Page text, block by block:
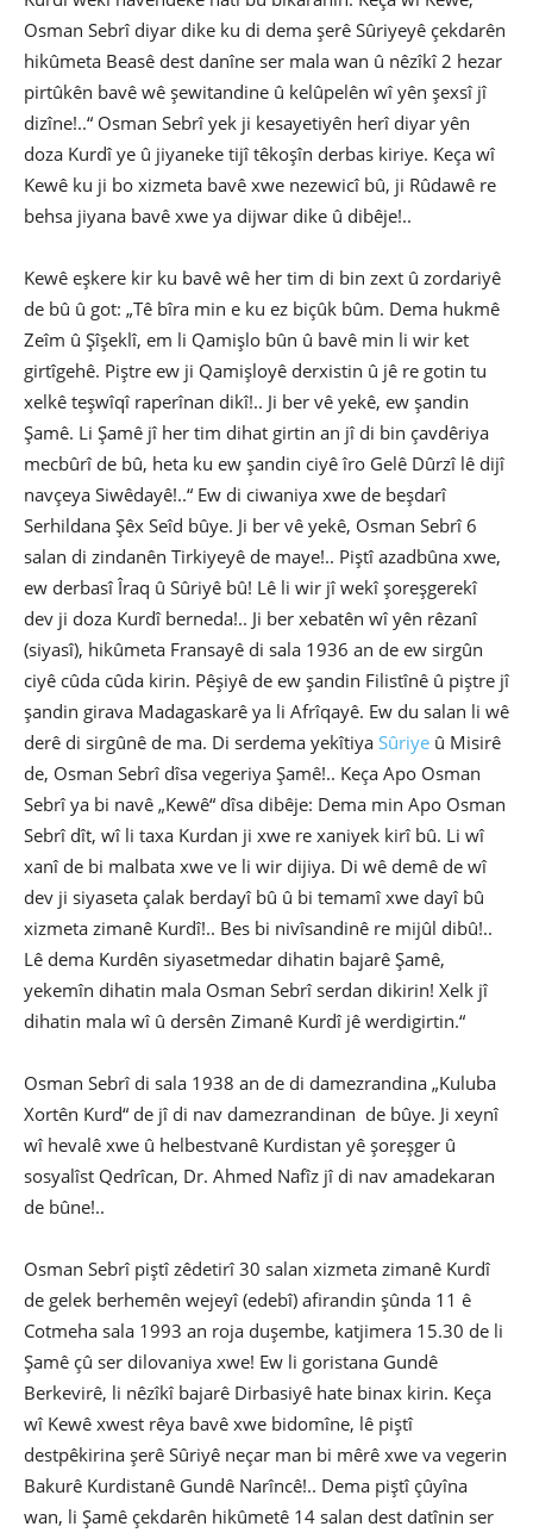
Osman Sebrî diyar dike ku di dema şerê Sûriyeyê çekdarên
hikûmeta Beasê dest danîne ser mala wan û nêzîkî 2 hezar
pirtûkên bavê wê şewitandine û kelûpelên wî yên şexsî jî
dizîne!..“ Osman Sebrî yek ji kesayetiyên herî diyar yên
doza Kurdî ye û jiyaneke tijî têkoşîn derbas kiriye. Keça wî
Kewê ku ji bo xizmeta bavê xwe nezewicî bû, ji Rûdawê re
behsa jiyana bavê xwe ya dijwar dike û dibêje!..
Kewê eşkere kir ku bavê wê her tim di bin zext û zordariyê
de bû û got: „Tê bîra min e ku ez biçûk bûm. Dema hukmê
Zeîm û Şîşeklî, em li Qamişlo bûn û bavê min li wir ket
girtîgehê. Piştre ew ji Qamişloyê derxistin û jê re gotin tu
xelkê teşwîqî raperînan dikî!.. Ji ber vê yekê, ew şandin
Şamê. Li Şamê jî her tim dihat girtin an jî di bin çavdêriya
mecbûrî de bû, heta ku ew şandin ciyê îro Gelê Dûrzî lê dijî
navçeya Siwêdayê!..“ Ew di ciwaniya xwe de beşdarî
Serhildana Şêx Seîd bûye. Ji ber vê yekê, Osman Sebrî 6
salan di zindanên Tirkiyeyê de maye!.. Piştî azadbûna xwe,
ew derbasî Îraq û Sûriyê bû! Lê li wir jî wekî şoreşgerekî
dev ji doza Kurdî berneda!.. Ji ber xebatên wî yên rêzanî
(siyasî), hikûmeta Fransayê di sala 1936 an de ew sirgûn
ciyê cûda cûda kirin. Pêşiyê de ew şandin Filistînê û piştre jî
şandin girava Madagaskarê ya li Afrîqayê. Ew du salan li wê
derê di sirgûnê de ma. Di serdema yekîtiya Sûriye û Misirê
de, Osman Sebrî dîsa vegeriya Şamê!.. Keça Apo Osman
Sebrî ya bi navê „Kewê“ dîsa dibêje: Dema min Apo Osman
Sebrî dît, wî li taxa Kurdan ji xwe re xaniyek kirî bû. Li wî
xanî de bi malbata xwe ve li wir dijiya. Di wê demê de wî
dev ji siyaseta çalak berdayî bû û bi temamî xwe dayî bû
xizmeta zimanê Kurdî!.. Bes bi nivîsandinê re mijûl dibû!..
Lê dema Kurdên siyasetmedar dihatin bajarê Şamê,
yekemîn dihatin mala Osman Sebrî serdan dikirin! Xelk jî
dihatin mala wî û dersên Zimanê Kurdî jê werdigirtin.“
Osman Sebrî di sala 1938 an de di damezrandina „Kuluba
Xortên Kurd“ de jî di nav damezrandinan de bûye. Ji xeynî
wî hevalê xwe û helbestvanê Kurdistan yê şoreşger û
sosyalîst Qedrîcan, Dr. Ahmed Nafîz jî di nav amadekaran
de bûne!..
Osman Sebrî piştî zêdetirî 30 salan xizmeta zimanê Kurdî
de gelek berhemên wejeyî (edebî) afirandin şûnda 11 ê
Cotmeha sala 1993 an roja duşembe, katjimera 15.30 de li
Şamê çû ser dilovaniya xwe! Ew li goristana Gundê
Berkevirê, li nêzîkî bajarê Dirbasiyê hate binax kirin. Keça
wî Kewê xwest rêya bavê xwe bidomîne, lê piştî
destpêkirina şerê Sûriyê neçar man bi mêrê xwe va vegerin
Bakurê Kurdistanê Gundê Narîncê!.. Dema piştî çûyîna
wan, li Şamê çekdarên hikûmetê 14 salan dest datînin ser